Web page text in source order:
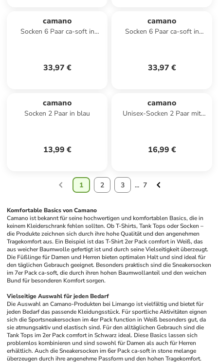
camano
Socken 6 Paar ca-soft in
33,97 €
camano
Socken 6 Paar ca-soft in
33,97 €
camano
Socken 2 Paar in blau
13,99 €
camano
Unisex-Socken 2 Paar mit
16,99 €
1 2 3 ... 7
Komfortable Basics von Camano
Camano ist bekannt für seine hochwertigen und komfortablen Basics, die in
keinem Kleiderschrank fehlen sollten. Ob T-Shirts, Tank Tops oder Socken –
die Produkte zeichnen sich durch ihre hohe Qualität und den angenehmen
Tragekomfort aus. Ein Beispiel ist das T-Shirt 2er Pack comfort in Weiß, das
aus weicher Baumwolle gefertigt ist und durch seine Vielseitigkeit überzeugt.
Die Füßlinge für Damen und Herren bieten optimalen Halt und sind ideal für
den täglichen Gebrauch geeignet. Besonders praktisch sind die Sneakersocken
im 7er Pack ca-soft, die durch ihren hohen Baumwollanteil und den weichen
Bund für besonderen Komfort sorgen.
Vielseitige Auswahl für jeden Bedarf
Die Auswahl an Camano-Produkten bei Limango ist vielfältig und bietet für
jeden Bedarf das passende Kleidungsstück. Für sportliche Aktivitäten eignen
sich die Sportsneakersocken im 4er Pack function in Weiß besonders gut, da
sie atmungsaktiv und elastisch sind. Für den alltäglichen Gebrauch sind die
Tank Tops im 2er Pack comfort in Schwarz ideal. Diese Basics lassen sich
problemlos kombinieren und sind sowohl für Damen als auch für Herren
erhältlich. Auch die Sneakersocken im 6er Pack ca-soft in stone melange
überzeugen durch ihre angenehme Passform und den hohen Tragekomfort.